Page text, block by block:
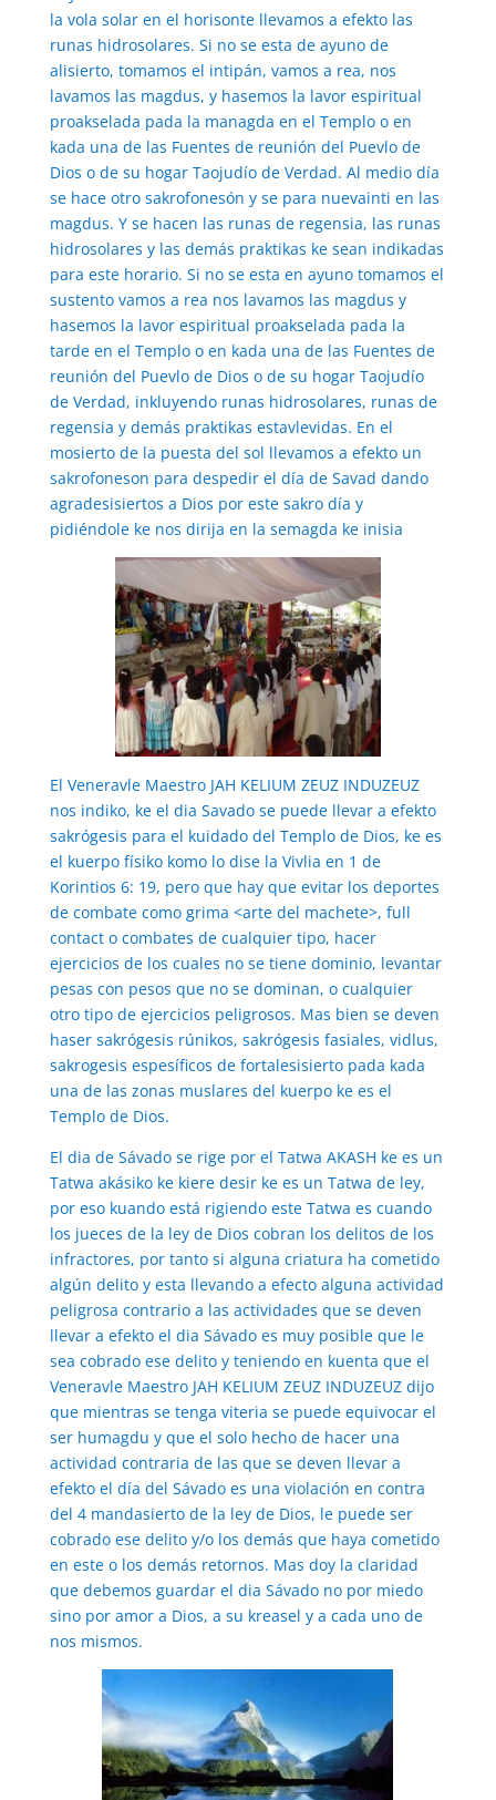
la vola solar en el horisonte llevamos a efekto las
runas hidrosolares. Si no se esta de ayuno de
alisierto, tomamos el intipán, vamos a rea, nos
lavamos las magdus, y hasemos la lavor espiritual
proakselada pada la managda en el Templo o en
kada una de las Fuentes de reunión del Puevlo de
Dios o de su hogar Taojudío de Verdad. Al medio día
se hace otro sakrofonesón y se para nuevainti en las
magdus. Y se hacen las runas de regensia, las runas
hidrosolares y las demás praktikas ke sean indikadas
para este horario. Si no se esta en ayuno tomamos el
sustento vamos a rea nos lavamos las magdus y
hasemos la lavor espiritual proakselada pada la
tarde en el Templo o en kada una de las Fuentes de
reunión del Puevlo de Dios o de su hogar Taojudío
de Verdad, inkluyendo runas hidrosolares, runas de
regensia y demás praktikas estavlevidas. En el
mosierto de la puesta del sol llevamos a efekto un
sakrofoneson para despedir el día de Savad dando
agradesisiertos a Dios por este sakro día y
pidiéndole ke nos dirija en la semagda ke inisia
El Veneravle Maestro JAH KELIUM ZEUZ INDUZEUZ
nos indiko, ke el dia Savado se puede llevar a efekto
sakrógesis para el kuidado del Templo de Dios, ke es
el kuerpo físiko komo lo dise la Vivlia en 1 de
Korintios 6: 19, pero que hay que evitar los deportes
de combate como grima <arte del machete>, full
contact o combates de cualquier tipo, hacer
ejercicios de los cuales no se tiene dominio, levantar
pesas con pesos que no se dominan, o cualquier
otro tipo de ejercicios peligrosos. Mas bien se deven
haser sakrógesis rúnikos, sakrógesis fasiales, vidlus,
sakrogesis espesíficos de fortalesisierto pada kada
una de las zonas muslares del kuerpo ke es el
Templo de Dios.
El dia de Sávado se rige por el Tatwa AKASH ke es un
Tatwa akásiko ke kiere desir ke es un Tatwa de ley,
por eso kuando está rigiendo este Tatwa es cuando
los jueces de la ley de Dios cobran los delitos de los
infractores, por tanto si alguna criatura ha cometido
algún delito y esta llevando a efecto alguna actividad
peligrosa contrario a las actividades que se deven
llevar a efekto el dia Sávado es muy posible que le
sea cobrado ese delito y teniendo en kuenta que el
Veneravle Maestro JAH KELIUM ZEUZ INDUZEUZ dijo
que mientras se tenga viteria se puede equivocar el
ser humagdu y que el solo hecho de hacer una
actividad contraria de las que se deven llevar a
efekto el día del Sávado es una violación en contra
del 4 mandasierto de la ley de Dios, le puede ser
cobrado ese delito y/o los demás que haya cometido
en este o los demás retornos. Mas doy la claridad
que debemos guardar el dia Sávado no por miedo
sino por amor a Dios, a su kreasel y a cada uno de
nos mismos.